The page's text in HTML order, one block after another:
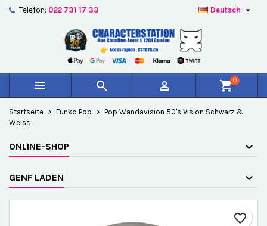
Telefon: 022 731 17 33 Deutsch 
   shopping_cart0
Startseite Funko Pop
Pop Wandavision 50's Vision Schwarz &
Weiss
ONLINE-SHOP
GENF LADEN
favorite_border
Create new list
Name der Wunschliste
Abbrechen Wunschliste erstellen
Sie müssen angemeldet sein, um Artikel Ihrer
Wunschliste hinzufügen zu können.